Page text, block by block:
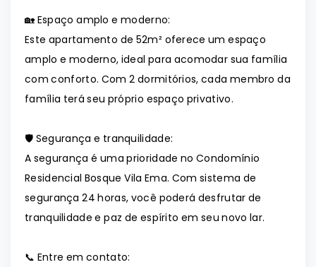
🏡 Espaço amplo e moderno:
Este apartamento de 52m² oferece um espaço
amplo e moderno, ideal para acomodar sua família
com conforto. Com 2 dormitórios, cada membro da
família terá seu próprio espaço privativo.
🛡️ Segurança e tranquilidade:
A segurança é uma prioridade no Condomínio
Residencial Bosque Vila Ema. Com sistema de
segurança 24 horas, você poderá desfrutar de
tranquilidade e paz de espírito em seu novo lar.
📞 Entre em contato: